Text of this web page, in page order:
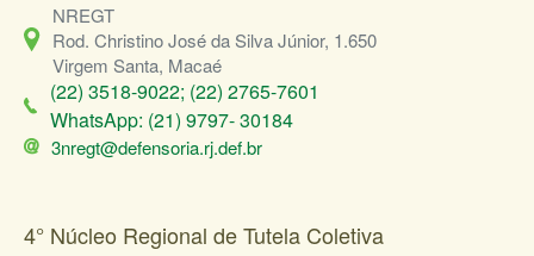
NREGT
Rod. Christino José da Silva Júnior, 1.650
Virgem Santa, Macaé
(22) 3518-9022; (22) 2765-7601
WhatsApp: (21) 9797- 30184
3nregt@defensoria.rj.def.br
4° Núcleo Regional de Tutela Coletiva